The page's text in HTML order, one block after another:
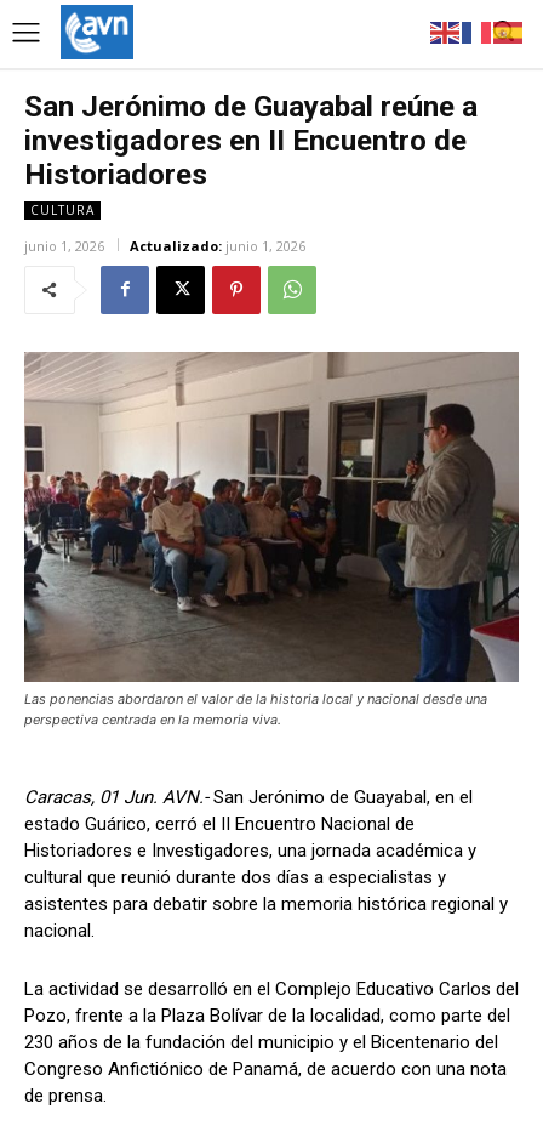
San Jerónimo de Guayabal reúne a
investigadores en II Encuentro de
Historiadores
CULTURA
junio 1, 2026 Actualizado: junio 1, 2026
Las ponencias abordaron el valor de la historia local y nacional desde una
perspectiva centrada en la memoria viva.
Caracas, 01 Jun. AVN.-San Jerónimo de Guayabal, en el
estado Guárico, cerró el II Encuentro Nacional de
Historiadores e Investigadores, una jornada académica y
cultural que reunió durante dos días a especialistas y
asistentes para debatir sobre la memoria histórica regional y
nacional.
La actividad se desarrolló en el Complejo Educativo Carlos del
Pozo, frente a la Plaza Bolívar de la localidad, como parte del
230 años de la fundación del municipio y el Bicentenario del
Congreso Anfictiónico de Panamá, de acuerdo con una nota
de prensa.